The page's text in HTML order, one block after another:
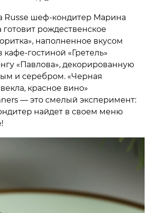
Russe шеф-кондитер Марина
рождественское
наполненное вкусом
кафе-гостиной «Гретель»
«Павлова», декорированную
и серебром. «Черная
красное вино»
— это смелый эксперимент:
найдет в своем меню